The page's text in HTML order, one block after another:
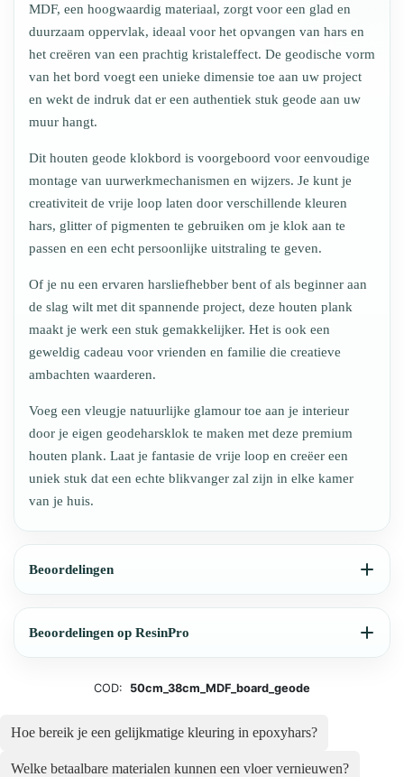
MDF, een hoogwaardig materiaal, zorgt voor een glad en
duurzaam oppervlak, ideaal voor het opvangen van hars en
het creëren van een prachtig kristaleffect. De geodische vorm
van het bord voegt een unieke dimensie toe aan uw project
en wekt de indruk dat er een authentiek stuk geode aan uw
muur hangt.
Dit houten geode klokbord is voorgeboord voor eenvoudige
montage van uurwerkmechanismen en wijzers. Je kunt je
creativiteit de vrije loop laten door verschillende kleuren
hars, glitter of pigmenten te gebruiken om je klok aan te
passen en een echt persoonlijke uitstraling te geven.
Of je nu een ervaren harsliefhebber bent of als beginner aan
de slag wilt met dit spannende project, deze houten plank
maakt je werk een stuk gemakkelijker. Het is ook een
geweldig cadeau voor vrienden en familie die creatieve
ambachten waarderen.
Voeg een vleugje natuurlijke glamour toe aan je interieur
door je eigen geodeharsklok te maken met deze premium
houten plank. Laat je fantasie de vrije loop en creëer een
uniek stuk dat een echte blikvanger zal zijn in elke kamer
van je huis.
Beoordelingen
Beoordelingen op ResinPro
COD: 50cm_38cm_MDF_board_geode
Hoe bereik je een gelijkmatige kleuring in epoxyhars?
Welke betaalbare materialen kunnen een vloer vernieuwen?